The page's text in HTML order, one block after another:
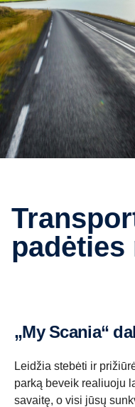
Transporto parko
padėties
„My Scania“
Leidžia stebėti ir
parką beveik realiuoju
savaitę, o visi jūsų